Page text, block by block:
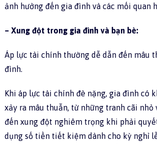
ảnh hưởng đến gia đình và các mối quan
– Xung đột trong gia đình và bạn bè:
Áp lực tài chính thường dễ dẫn đến mâu
đình.
Khi áp lực tài chính đè nặng, gia đình có
xảy ra mâu thuẫn, từ những tranh cãi
đến xung đột nghiêm trọng khi phải
dụng số tiền tiết kiệm dành cho kỳ nghỉ